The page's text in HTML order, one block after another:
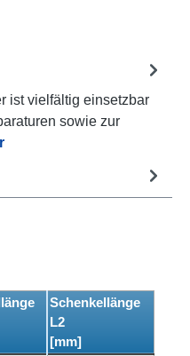
ist vielfältig einsetzbar
sowie zur
Schenkellänge
L2
[mm]